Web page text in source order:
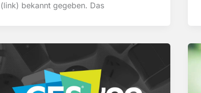
(link) bekannt gegeben. Das